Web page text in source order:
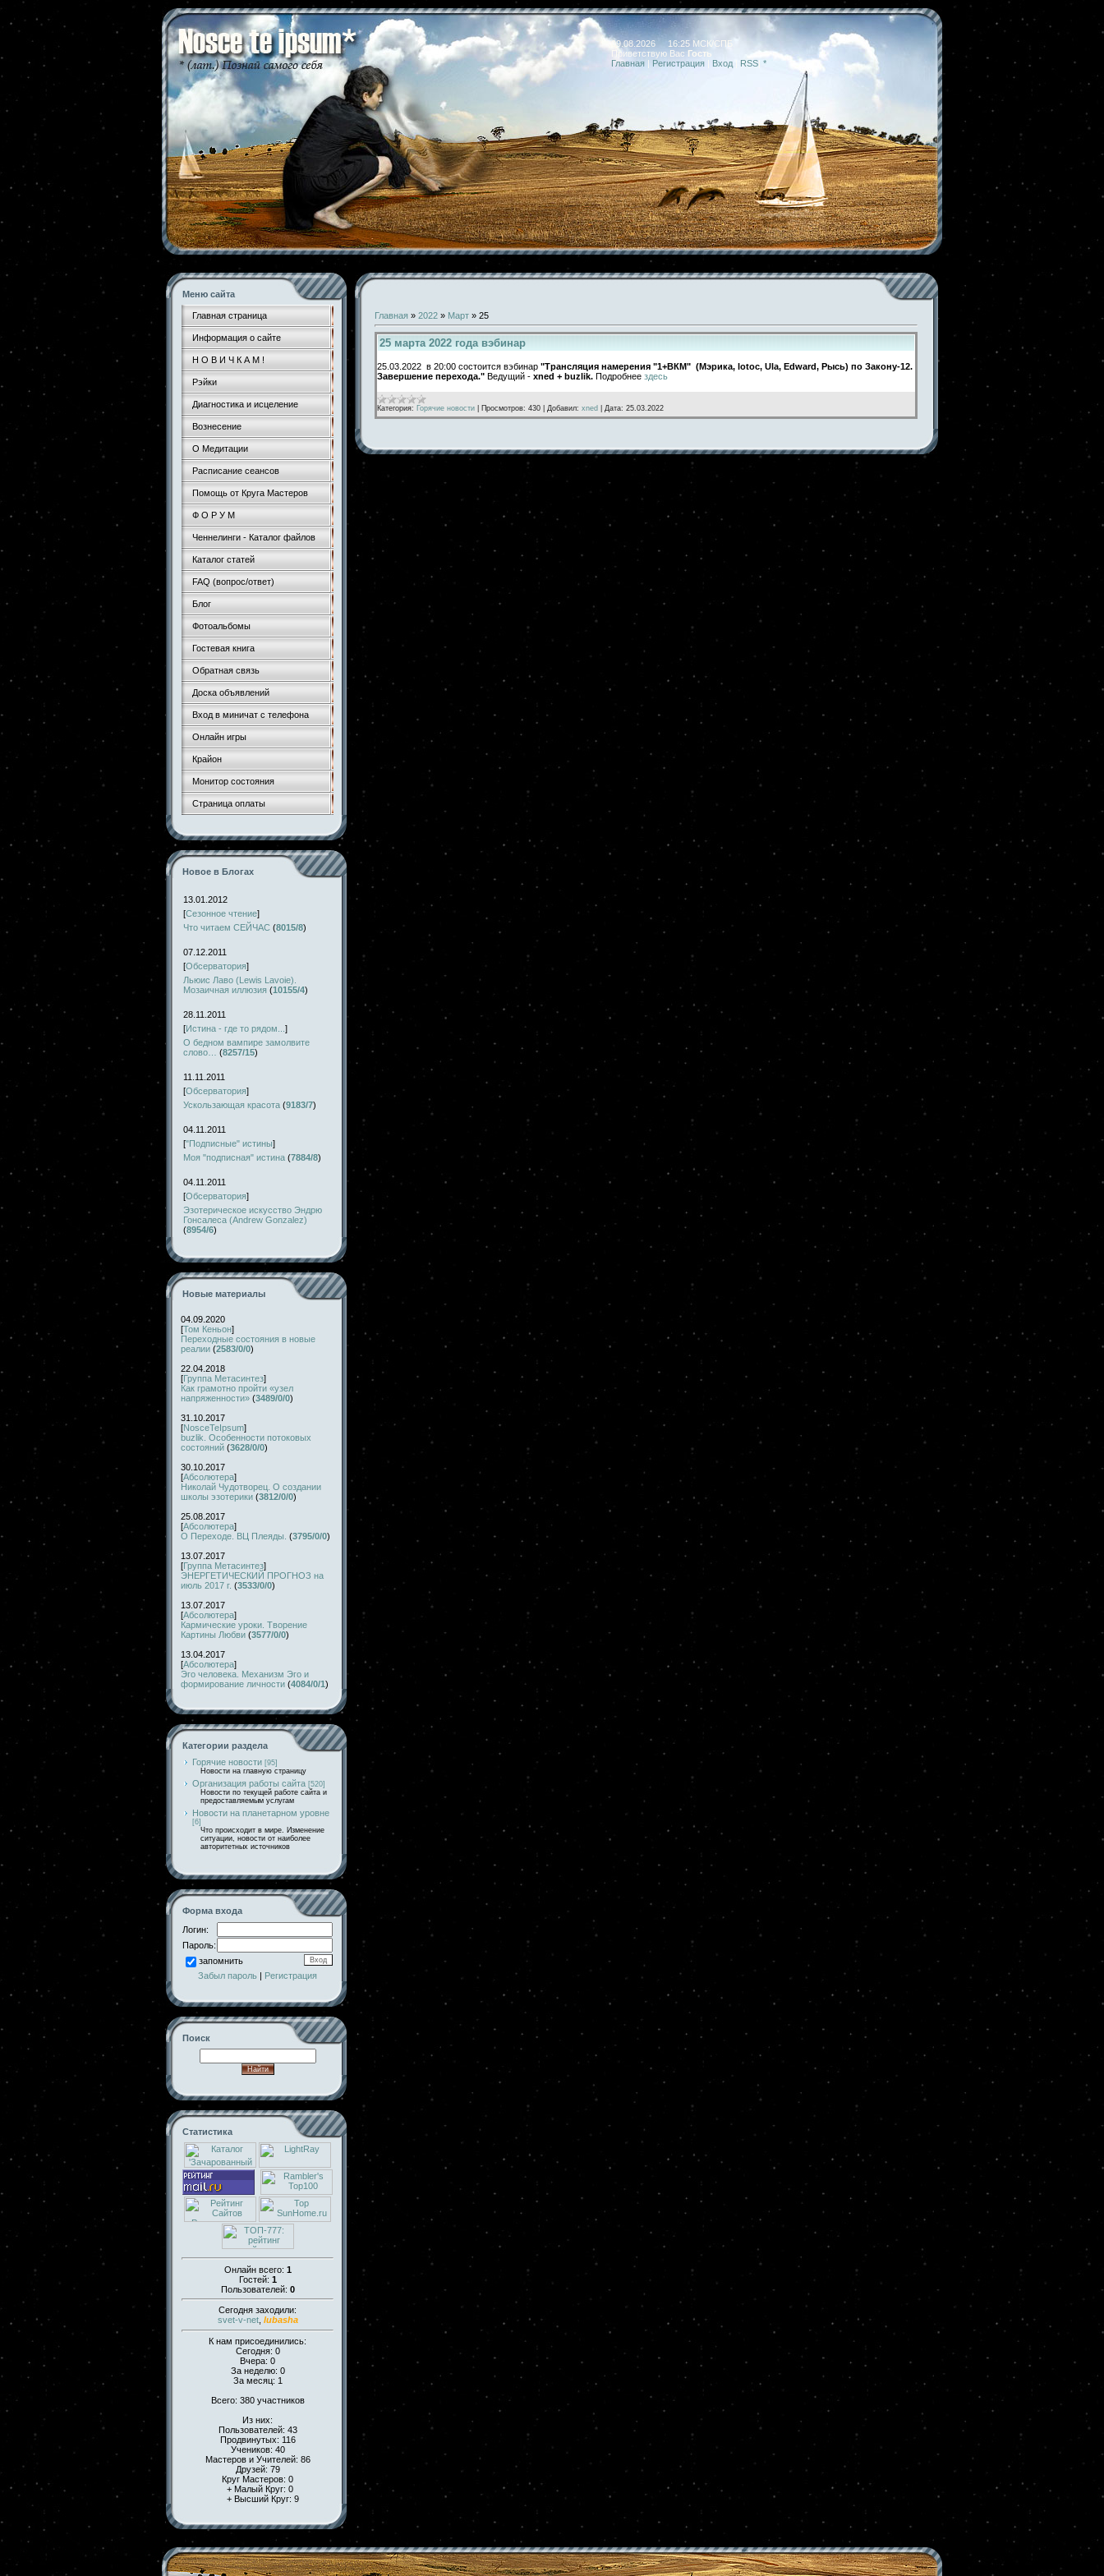
09.08.2026 16:25 МСК/СПБ
Приветствую Вас Гость
Главная | Регистрация | Вход RSS *
Меню сайта
Главная страница
Информация о сайте
Н О В И Ч К А М !
Рэйки
Диагностика и исцеление
Вознесение
О Медитации
Расписание сеансов
Помощь от Круга Мастеров
Ф О Р У М
Ченнелинги - Каталог файлов
Каталог статей
FAQ (вопрос/ответ)
Блог
Фотоальбомы
Гостевая книга
Обратная связь
Доска объявлений
Вход в миничат с телефона
Онлайн игры
Крайон
Монитор состояния
Страница оплаты
Новое в Блогах
13.01.2012
[Сезонное чтение]
Что читаем СЕЙЧАС (8015/8)
07.12.2011
[Обсерватория]
Льюис Лаво (Lewis Lavoie).
Мозаичная иллюзия (10155/4)
28.11.2011
[Истина - где то рядом... ]
О бедном вампире замолвите
слово…
(8257/15)
11.11.2011
[Обсерватория]
Ускользающая красота (9183/7)
04.11.2011
["Подписные" истины]
Моя "подписная" истина (7884/8)
04.11.2011
[Обсерватория]
Эзотерическое искусство Эндрю
Гонсалеса (Andrew Gonzalez)
(8954/6)
Новые материалы
04.09.2020
[Том Кеньон]
Переходные состояния в новые
реалии (2583/0/0)
22.04.2018
[Группа Метасинтез]
Как грамотно пройти «узел
напряженности» (3489/0/0)
31.10.2017
[NosceTeIpsum]
buzlik. Особенности потоковых
состояний (3628/0/0)
30.10.2017
[Абсолютера]
Николай Чудотворец. О создании
школы эзотерики (3812/0/0)
25.08.2017
[Абсолютера]
О Переходе. ВЦ Плеяды. (3795/0/0)
13.07.2017
[Группа Метасинтез]
ЭНЕРГЕТИЧЕСКИЙ ПРОГНОЗ на
июль 2017 г. (3533/0/0)
13.07.2017
[Абсолютера]
Кармические уроки. Творение
Картины Любви (3577/0/0)
13.04.2017
[Абсолютера]
Эго человека. Механизм Эго и
формирование личности (4084/0/1)
Категории раздела
Горячие новости [95]
Новости на главную страницу
Организация работы сайта [520]
Новости по текущей работе сайта и
предоставляемым услугам
Новости на планетарном уровне
[6]
Что происходит в мире. Изменение
ситуации, новости от наиболее
авторитетных источников
Форма входа
Логин:
Пароль:
запомнить
Забыл пароль | Регистрация
Поиск
Статистика
Онлайн всего: 1
Гостей: 1
Пользователей: 0
Сегодня заходили:
svet-v-net, lubasha
К нам присоединились:
Сегодня: 0
Вчера: 0
За неделю: 0
За месяц: 1
Всего: 380 участников
Из них:
Пользователей: 43
Продвинутых: 116
Учеников: 40
Мастеров и Учителей: 86
Друзей: 79
Круг Мастеров: 0
+ Малый Круг: 0
+ Высший Круг: 9
Главная » 2022 » Март » 25
25 марта 2022 года вэбинар
25.03.2022 в 20:00 состоится вэбинар "Трансляция намерения "1+ВКМ" (Мэрика, lotoc, Ula, Edward, Рысь) по Закону-12.
Завершение перехода." Ведущий - xned + buzlik. Подробнее здесь
Категория: Горячие новости Просмотров: 430 Добавил: xned Дата: 25.03.2022